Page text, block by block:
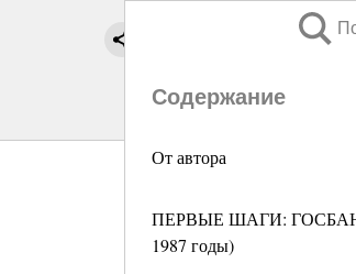
Содержание
От автора
ПЕРВЫЕ ШАГИ:
1987 годы)